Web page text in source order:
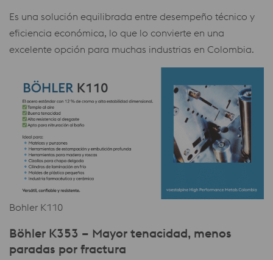
Es una solución equilibrada entre desempeño técnico y
eficiencia económica, lo que lo convierte en una
excelente opción para muchas industrias en Colombia.
Bohler K110
Böhler K353 – Mayor tenacidad, menos
paradas por fractura